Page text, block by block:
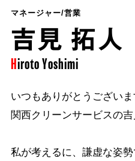
マネージャー/営業
吉見 拓人
HirotoYoshimi
いつもありがとうございま
関西クリーンサービスの吉
私が考えるに、謙虚な姿